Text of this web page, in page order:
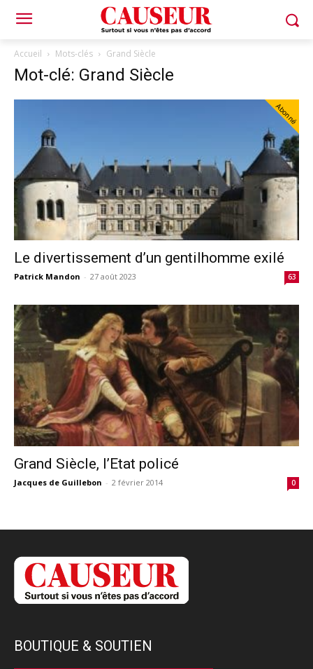
Accueil Mots-clés Grand Siècle
Mot-clé: Grand Siècle
Abonné
Le divertissement d’un gentilhomme exilé
Patrick Mandon - 27 août 2023 63
Grand Siècle, l’Etat policé
Jacques de Guillebon - 2 février 2014 0
BOUTIQUE & SOUTIEN